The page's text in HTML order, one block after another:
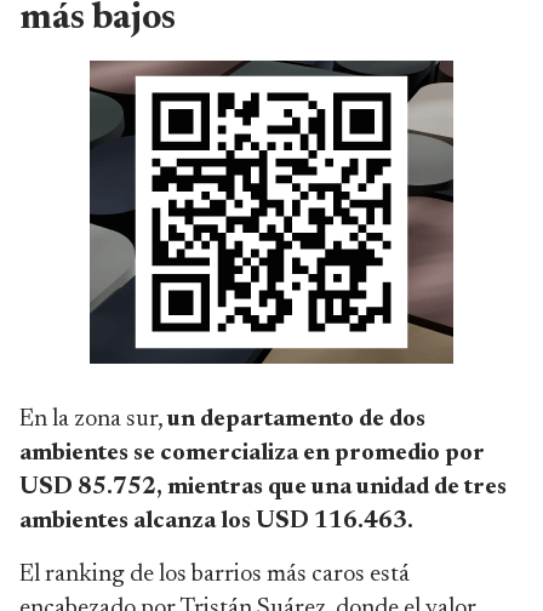
más bajos
En la zona sur,un departamento de dos
ambientes se comercializa en promedio por
USD 85.752, mientras que una unidad de tres
ambientes alcanza los USD 116.463.
El ranking de los barrios más caros está